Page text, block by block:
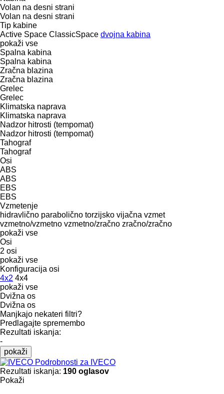
Volan na desni strani
Volan na desni strani
Tip kabine
Active Space ClassicSpace dvojna kabina
pokaži vse
Spalna kabina
Spalna kabina
Zračna blazina
Zračna blazina
Grelec
Grelec
Klimatska naprava
Klimatska naprava
Nadzor hitrosti (tempomat)
Nadzor hitrosti (tempomat)
Tahograf
Tahograf
Osi
ABS
ABS
EBS
EBS
Vzmetenje
hidravlično parabolično torzijsko vijačna vzmet
vzmetno/vzmetno vzmetno/zračno zračno/zračno
pokaži vse
Osi
2 osi
pokaži vse
Konfiguracija osi
4x2 4x4
pokaži vse
Dvižna os
Dvižna os
Manjkajo nekateri filtri?
Predlagajte spremembo
Rezultati iskanja:
-
pokaži
Podrobnosti za IVECO
Rezultati iskanja: 190 oglasov
Pokaži